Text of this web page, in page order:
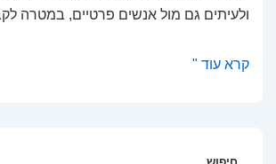
ולעיתים גם מול אנשים פרטיים, במטרה
תביעות
קרא עוד "